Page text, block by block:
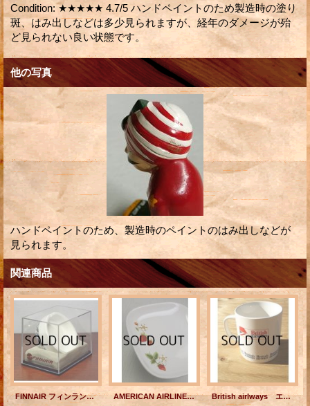
Condition: ★★★★★ 4.7/5 ハンドペイントのため製造時の塗り
斑、はみ出しなどは多少見られますが、経年のダメージが殆
ど見られない良い状態です。
他の写真
ハンドペイントのため、製造時のペイントのはみ出しなどが
見られます。
関連商品
FINNAIR フィンランド航空 ARABIA FINLAND アラビア フィンランド デザイン Heikki Orvola 陶器製ミニ灰皿 AMERICAN AIRLINES セラミックボウルプレートストロベリー 73-D 38 British airlways エアーラインマグカップ （NISSAN PRINCE ノベルティー エアーライングッズ）